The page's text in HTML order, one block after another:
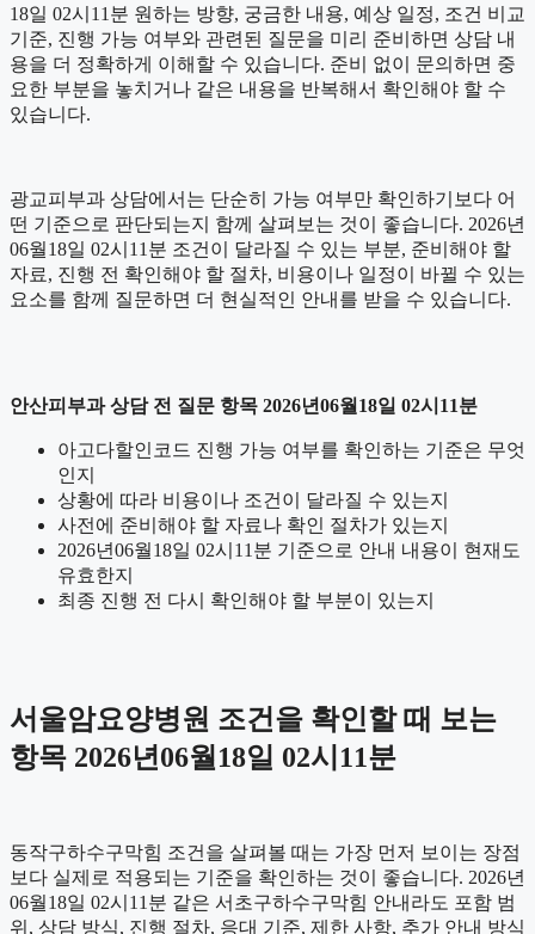
18일 02시11분 원하는 방향, 궁금한 내용, 예상 일정, 조건 비교
기준, 진행 가능 여부와 관련된 질문을 미리 준비하면 상담 내
용을 더 정확하게 이해할 수 있습니다. 준비 없이 문의하면 중
요한 부분을 놓치거나 같은 내용을 반복해서 확인해야 할 수
있습니다.
광교피부과 상담에서는 단순히 가능 여부만 확인하기보다 어
떤 기준으로 판단되는지 함께 살펴보는 것이 좋습니다. 2026년
06월18일 02시11분 조건이 달라질 수 있는 부분, 준비해야 할
자료, 진행 전 확인해야 할 절차, 비용이나 일정이 바뀔 수 있는
요소를 함께 질문하면 더 현실적인 안내를 받을 수 있습니다.
안산피부과 상담 전 질문 항목 2026년06월18일 02시11분
아고다할인코드 진행 가능 여부를 확인하는 기준은 무엇
인지
상황에 따라 비용이나 조건이 달라질 수 있는지
사전에 준비해야 할 자료나 확인 절차가 있는지
2026년06월18일 02시11분 기준으로 안내 내용이 현재도
유효한지
최종 진행 전 다시 확인해야 할 부분이 있는지
서울암요양병원 조건을 확인할 때 보는
항목 2026년06월18일 02시11분
동작구하수구막힘 조건을 살펴볼 때는 가장 먼저 보이는 장점
보다 실제로 적용되는 기준을 확인하는 것이 좋습니다. 2026년
06월18일 02시11분 같은 서초구하수구막힘 안내라도 포함 범
위, 상담 방식, 진행 절차, 응대 기준, 제한 사항, 추가 안내 방식